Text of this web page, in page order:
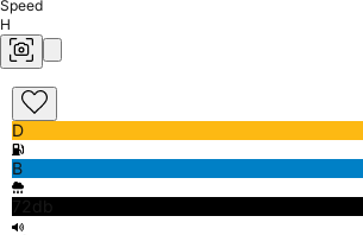
Speed
H
D
B
72db